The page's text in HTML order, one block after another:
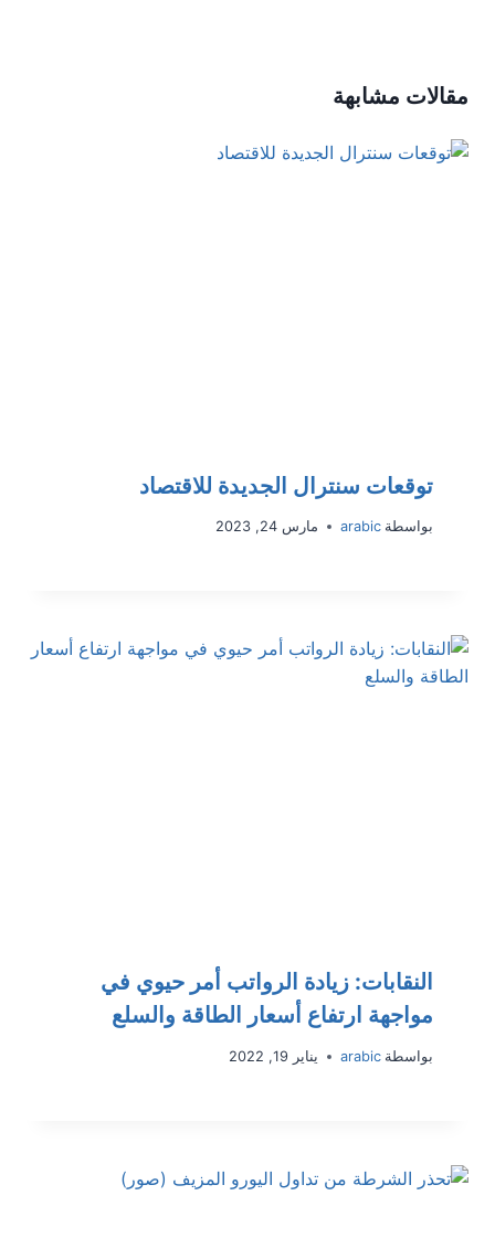
مقالات مشابهة
توقعات سنترال الجديدة للاقتصاد
بواسطة arabic مارس 24, 2023
النقابات: زيادة الرواتب أمر حيوي في
مواجهة ارتفاع أسعار الطاقة والسلع
بواسطة arabic يناير 19, 2022